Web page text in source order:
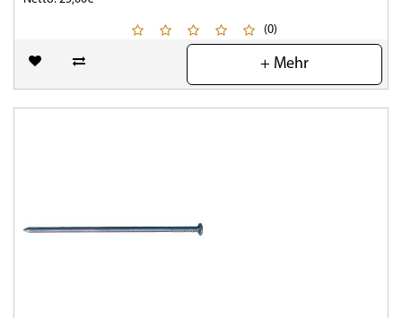
(0)
+ Mehr